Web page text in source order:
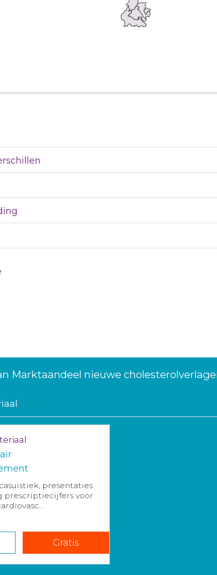
Marktaandeel nieuwe
presentaties
prescriptiecijfers voor
Gratis